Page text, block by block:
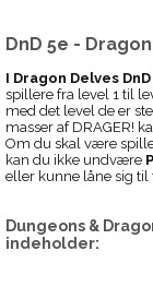
DnD 5e -
I Dragon Delves
spillere fra level 1 til
med det level de er
masser af DRAGER!
Om du skal være
kan du ikke undvære
eller kunne låne sig til
Dungeons &
indeholder: